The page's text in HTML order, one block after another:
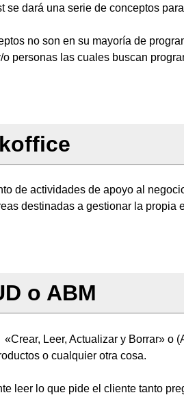
se dará una serie de conceptos
no son en su mayoría de
o personas las cuales buscan
de actividades de apoyo al
destinadas a gestionar la propia
o ABM
Leer, Actualizar y Borrar» o
o cualquier otra cosa.
leer lo que pide el cliente tanto